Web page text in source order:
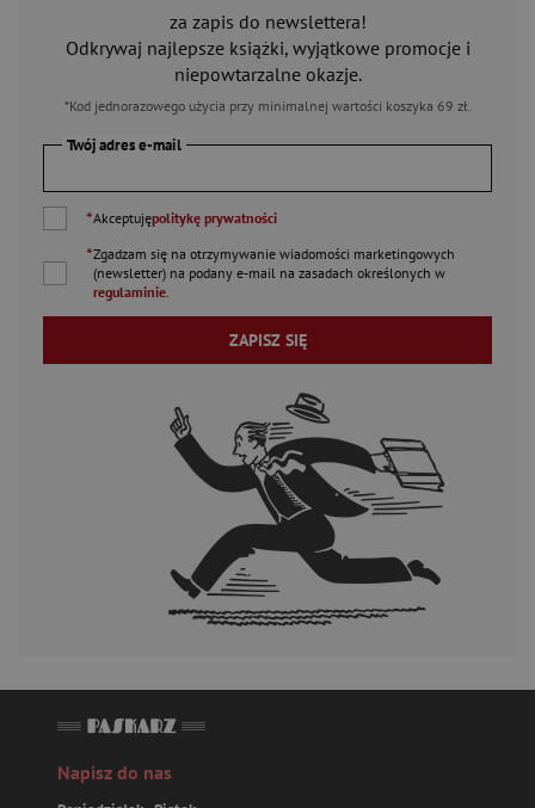
za zapis do newslettera!
Odkrywaj najlepsze książki, wyjątkowe promocje i
niepowtarzalne okazje.
*Kod jednorazowego użycia przy minimalnej wartości koszyka 69 zł.
Twój adres e-mail
*Akceptujępolitykę prywatności
*Zgadzam się na otrzymywanie wiadomości marketingowych
(newsletter) na podany e-mail na zasadach określonych w
regulaminie.
ZAPISZ SIĘ
Napisz do nas